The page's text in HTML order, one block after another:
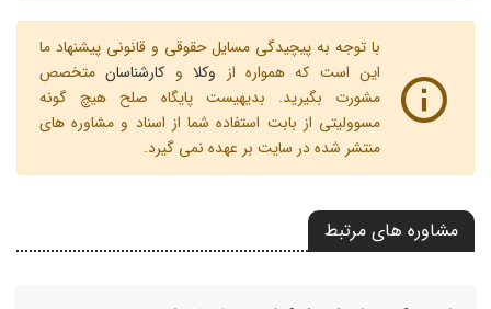
با توجه به پیچیدگی مسایل حقوقی و قانونی پیشنهاد ما
این است که همواره از وکلاو کارشناسانمتخصص
مشورت بگیرید. بدیهیست پایگاه صلح هیچ گونه
مسوولیتی از بابت استفاده شما از اسناد و مشاوره های
منتشر شده در سایت بر عهده نمی گیرد.
مشاوره های مرتبط